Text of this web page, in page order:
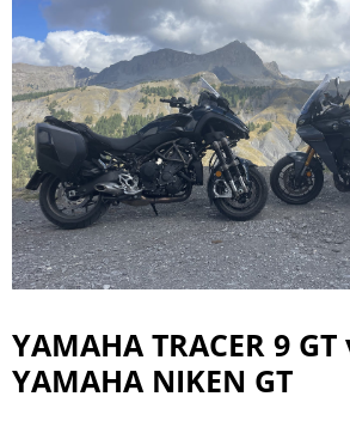
YAMAHA TRACER 9
YAMAHA NIKEN GT